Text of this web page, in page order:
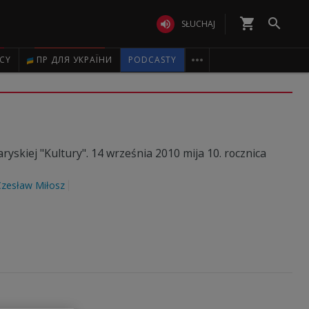
 SŁUCHAJ shopping_cart 
ПР ДЛЯ УКРАЇНИ PODCASTY 
"Kultury". 14 września 2010 mija 10. rocznica
Miłosz